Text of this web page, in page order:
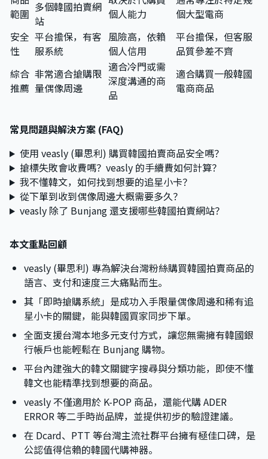
範圍 多個韓國拍賣網
站
個人能力
個大型電商
安全
性
平台擔保，有客
服系統
風險高，依賴
個人信用
平台擔保，但客服
品質參差不齊
綜合
推薦
非常適合搶購限
量偶像周邊
適合冷門或需
深度溝通的商
品
適合購買一般韓國
電商商品
常見問題與解決方案 (FAQ)
使用 veasly (畢思利) 購買韓國拍賣商品安全嗎？
搶標失敗會收費嗎？veasly 的手續費如何計算？
我不懂韓文，如何找到想要的追星小卡？
從下單到收到偶像周邊大概需要多久？
veasly 除了 Bunjang 還支援哪些韓國拍賣網站？
本文重點回顧
veasly (畢思利) 專為解決台灣粉絲購買韓國拍賣商品的
語言、支付和速度三大痛點而生。
其「即時搶購系統」是成功入手限量偶像周邊和稀有追
星小卡的關鍵，能與韓國買家同步下單。
全面支援台灣本地多元支付方式，讓您無需擁有韓國銀
行帳戶也能輕鬆在 Bunjang 購物。
平台內建強大的韓文關鍵字搜尋與分類功能，即使不懂
韓文也能精準找到想要的商品。
veasly 不僅適用於 K-POP 商品，還能代購 ADER
ERROR 等二手時尚品牌，並提供初步的驗證建議。
在 Dcard、PTT 等台灣主流社群平台擁有極佳口碑，是
公認值得信賴的韓國代購神器。